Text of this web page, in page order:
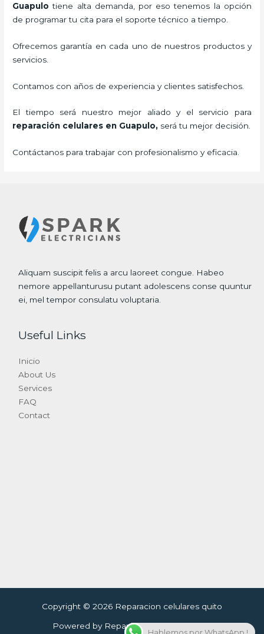
Guapulo tiene alta demanda, por eso tenemos la opción
de programar tu cita para el soporte técnico a tiempo.
Ofrecemos garantía en cada uno de nuestros productos y
servicios.
Contamos con años de experiencia y clientes satisfechos.
El tiempo será nuestro mejor aliado y el servicio para
reparación celulares en Guapulo, será tu mejor decisión.
Contáctanos para trabajar con profesionalismo y eficacia.
Aliquam suscipit felis a arcu laoreet congue. Habeo
nemore appellanturusu putant adolescens conse quuntur
ei, mel tempor consulatu voluptaria.
Useful Links
Inicio
About Us
Services
FAQ
Contact
Copyright © 2026 Reparacion celulares quito
Powered by Reparacion celulares quito